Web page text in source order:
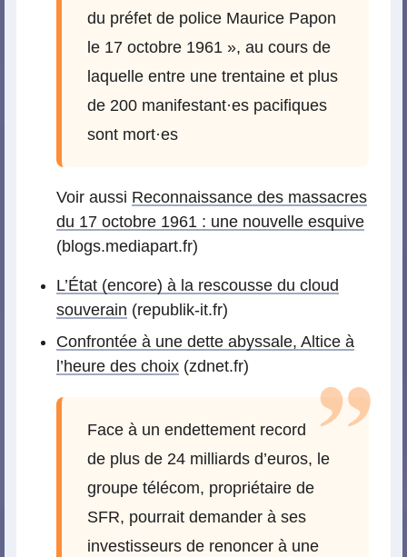
du préfet de police Maurice Papon
le 17 octobre 1961 », au cours de
laquelle entre une trentaine et plus
de 200 manifestant·es pacifiques
sont mort·es
Voir aussi Reconnaissance des massacres
du 17 octobre 1961 : une nouvelle esquive
(blogs.mediapart.fr)
L’État (encore) à la rescousse du cloud
souverain (republik-it.fr)
Confrontée à une dette abyssale, Altice à
l’heure des choix (zdnet.fr)
Face à un endettement record
de plus de 24 milliards d’euros, le
groupe télécom, propriétaire de
SFR, pourrait demander à ses
investisseurs de renoncer à une